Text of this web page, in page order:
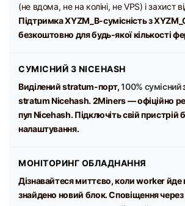
(не вдома, не на коліні, не VPS) і захист
Підтримка XYZM_B-сумісність з
безкоштовно для будь-якої кількості
СУМІСНИЙ З NICEHASH
Виділений stratum-порт,100% сумісний
stratum Nicehash. 2Miners — офіційно
пул Nicehash. Підключіть свій пристрій
налаштування.
МОНІТОРИНГ ОБЛАДНАННЯ
Дізнавайтеся миттєво, коли worker йде
знайдено новий блок. Сповіщення через